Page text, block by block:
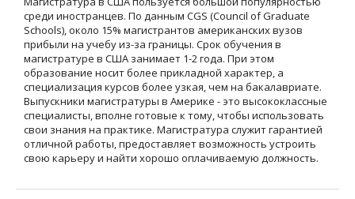
среди иностранцев. По данным CGS (Council of Graduate
Schools), около 15% магистрантов американских вузов
прибыли на учебу из-за границы. Срок обучения в
магистратуре в США занимает 1-2 года. При этом
образование носит более прикладной характер, а
специализация курсов более узкая, чем на бакалавриате.
Выпускники магистратуры в Америке - это высококлассные
специалисты, вполне готовые к тому, чтобы использовать
свои знания на практике. Магистратура служит гарантией
отличной работы, предоставляет возможность устроить
свою карьеру и найти хорошо оплачиваемую должность.